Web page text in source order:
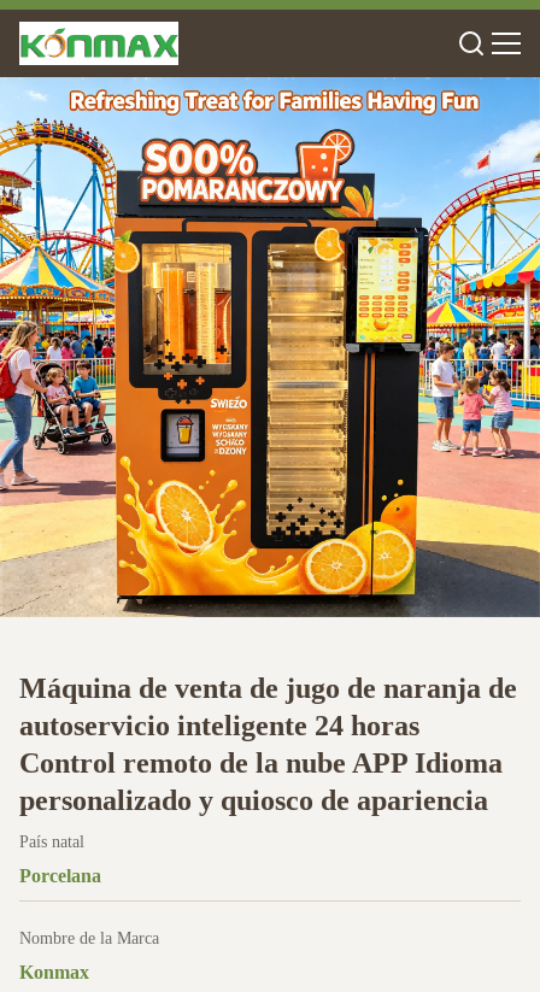
Máquina de venta de jugo de naranja de
autoservicio inteligente 24 horas
Control remoto de la nube APP Idioma
personalizado y quiosco de apariencia
País natal
Porcelana
Nombre de la Marca
Konmax